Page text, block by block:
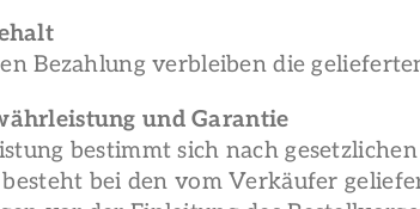
Bezahlung verbleiben die
und Garantie
bestimmt sich nach
bei den vom Verkäufer